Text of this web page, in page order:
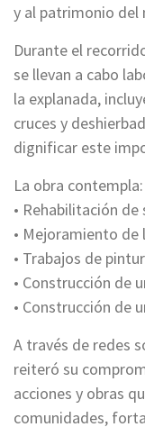
y al patrimonio del
Durante el
se llevan a cabo
la explanada,
cruces y
dignificar este
La obra contempla:
• Rehabilitación
• Mejoramiento de
• Trabajos de
• Construcción de
• Construcción de
A través de redes
reiteró su
acciones y obras
comunidades,